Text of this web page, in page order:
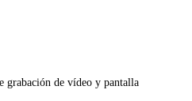
grabación de vídeo y pantalla